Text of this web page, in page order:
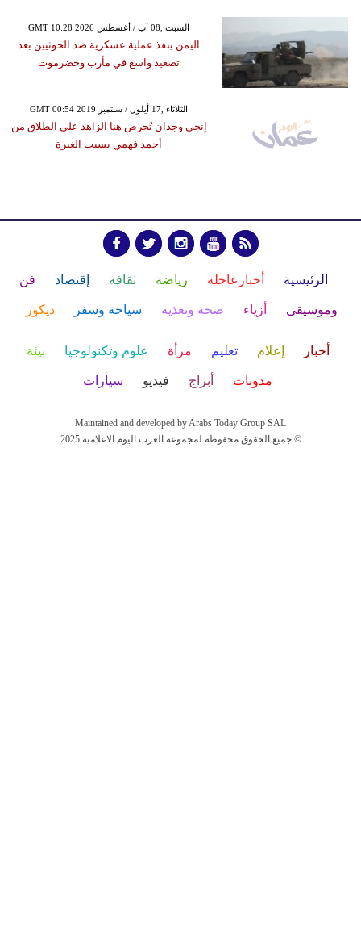
GMT 10:28 2026 السبت ,08 آب / أغسطس
اليمن ينفذ عملية عسكرية ضد الحوثيين بعد
تصعيد واسع في مأرب وحضرموت
GMT 00:54 2019 الثلاثاء ,17 أيلول / سبتمبر
إنجي وجدان تُحرض هنا الزاهد على الطلاق من
أحمد فهمي بسبب الغيرة
الرئيسية أخبارعاجلة رياضة ثقافة إقتصاد فن
وموسيقى أزياء صحة وتغذية سياحة وسفر ديكور
أخبار إعلام تعليم مرأة علوم وتكنولوجيا بيئة
مدونات أبراج فيديو سيارات
Maintained and developed by Arabs Today Group SAL
جميع الحقوق محفوظة لمجموعة العرب اليوم الاعلامية 2025 ©